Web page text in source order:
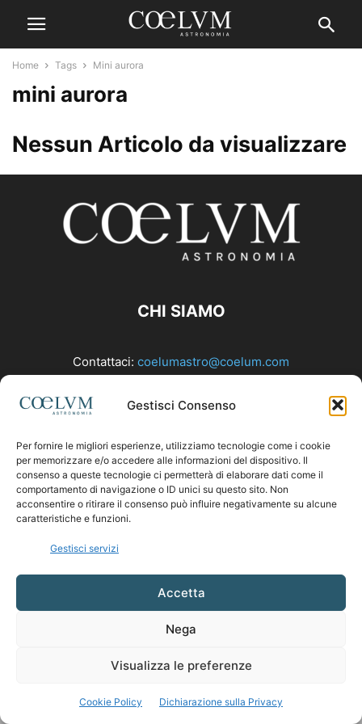
Gestisci Consenso
Per fornire le migliori esperienze, utilizziamo tecnologie come i cookie
per memorizzare e/o accedere alle informazioni del dispositivo. Il
consenso a queste tecnologie ci permetterà di elaborare dati come il
comportamento di navigazione o ID unici su questo sito. Non
acconsentire o ritirare il consenso può influire negativamente su alcune
caratteristiche e funzioni.
Gestisci servizi
Accetta
Nega
Visualizza le preferenze
Cookie Policy Dichiarazione sulla Privacy
Home Tags Mini aurora
mini aurora
Nessun Articolo da visualizzare
CHI SIAMO
Contattaci: coelumastro@coelum.com
SEGUICI